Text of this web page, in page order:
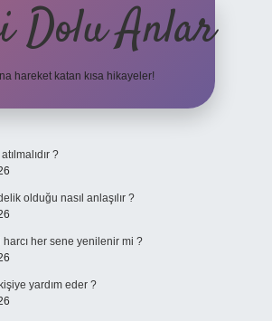
Dolu Anlar
hareket katan kısa hikayeler!
?
olduğu nasıl anlaşılır ?
harcı her sene yenilenir mi ?
yardım eder ?